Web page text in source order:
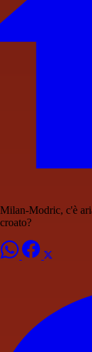
Milan-Modric, c'è
croato?